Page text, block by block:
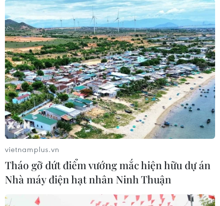
vietnamplus.vn
Tháo gỡ dứt điểm vướng mắc hiện hữu dự án
Nhà máy điện hạt nhân Ninh Thuận